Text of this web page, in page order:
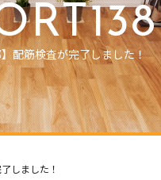
べるデザインスタイル
配筋検査が完了しました！
しました！